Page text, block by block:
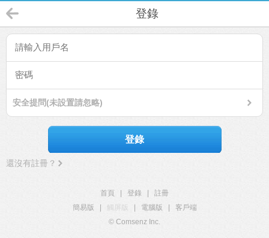
登錄
安全提問(未設置請忽略)
登錄
還沒有註冊？
首頁 登錄
註冊
簡易版
觸屏版 電腦版
客戶端
© Comsenz Inc.